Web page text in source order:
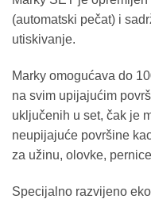
(automatski pečat) i
utiskivanje.
Marky omogućava do
na svim upijajućim
uključenih u set, čak je
neupijajuće površine
za užinu, olovke,
Specijalno razvijeno